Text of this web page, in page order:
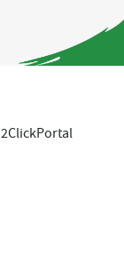
2ClickPortal